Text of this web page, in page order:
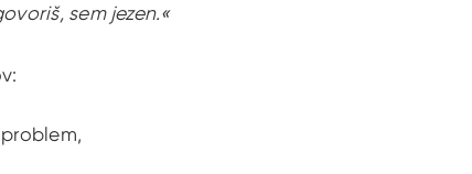
sem jezen.«